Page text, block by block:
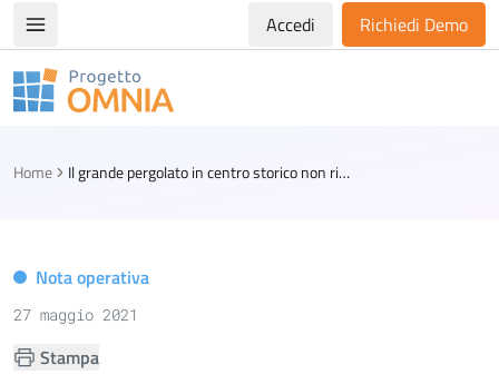
Apri/chiudi menù di navigazioneAccedi Richiedi Demo
Progetto Omnia
Home Il grande pergolato in centro storico non richiede il permesso di costruire
Nota operativa
27 maggio 2021
Stampa